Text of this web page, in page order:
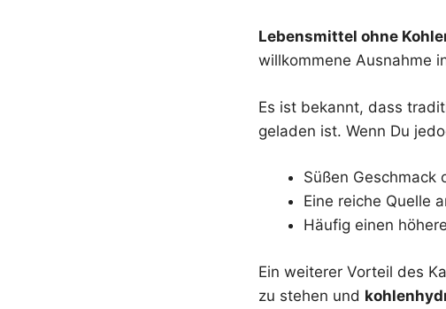
Lebensmittel ohne
willkommene Ausnahme
Es ist bekannt, dass
geladen ist. Wenn Du
Süßen Geschmack
Eine reiche Quelle
Häufig einen
Ein weiterer Vorteil des
zu stehen und